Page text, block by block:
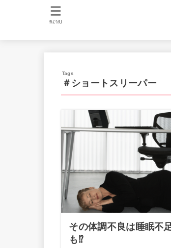
MENU
＃ショートスリーパー
その体調不良は睡眠不
も⁉